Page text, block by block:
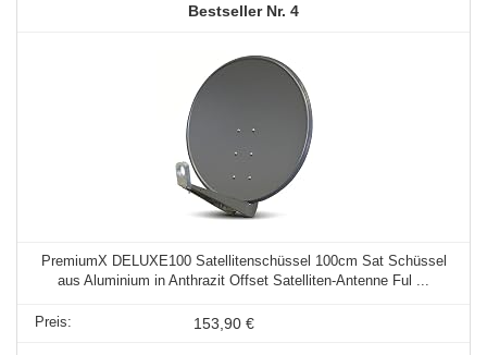
4
PremiumX DELUXE100 Satellitenschüssel 100cm Sat Schüssel
aus Aluminium in Anthrazit Offset Satelliten-Antenne Ful ...
153,90 €